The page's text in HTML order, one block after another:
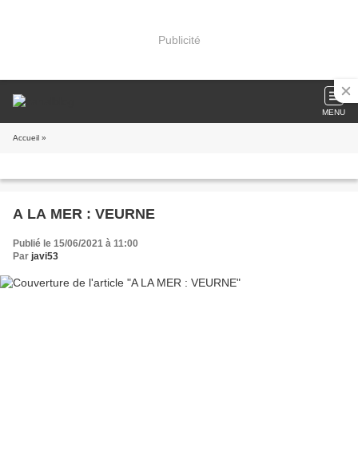
Publicité
MENU
Accueil »
A LA MER : VEURNE
Publié le 15/06/2021 à 11:00
Par javi53